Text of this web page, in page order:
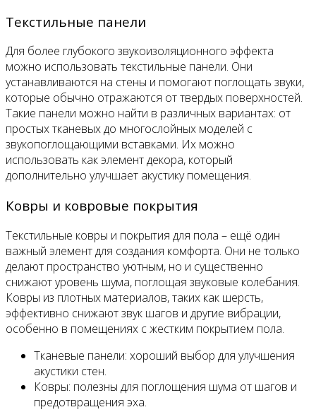
Текстильные панели
Для более глубокого звукоизоляционного эффекта
можно использовать текстильные панели. Они
устанавливаются на стены и помогают поглощать звуки,
которые обычно отражаются от твердых поверхностей.
Такие панели можно найти в различных вариантах: от
простых тканевых до многослойных моделей с
звукопоглощающими вставками. Их можно
использовать как элемент декора, который
дополнительно улучшает акустику помещения.
Ковры и ковровые покрытия
Текстильные ковры и покрытия для пола – ещё один
важный элемент для создания комфорта. Они не только
делают пространство уютным, но и существенно
снижают уровень шума, поглощая звуковые колебания.
Ковры из плотных материалов, таких как шерсть,
эффективно снижают звук шагов и другие вибрации,
особенно в помещениях с жестким покрытием пола.
Тканевые панели: хороший выбор для улучшения
акустики стен.
Ковры: полезны для поглощения шума от шагов и
предотвращения эха.